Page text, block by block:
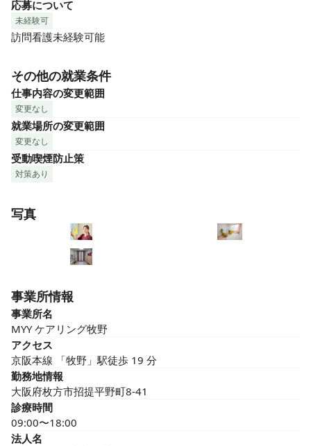
応募について
未経験可
訪問看護未経験可能
その他の就業条件
仕事内容の変更範囲
変更なし
就業場所の変更範囲
変更なし
受動喫煙防止策
対策あり
写真
事業所情報
事業所名
MYY ケアリング牧野
アクセス
京阪本線 「牧野」駅徒歩 19 分
勤務地情報
大阪府枚方市招提平野町8-41
診療時間
09:00〜18:00
法人名